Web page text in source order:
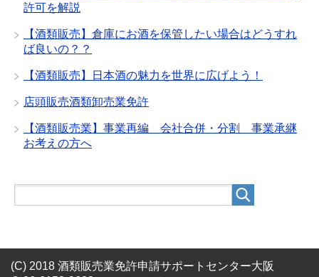
許可を解説
【酒類販売】倉庫にお酒を保管したい場合はどうすれ
ば良いの？？
【酒類販売】日本酒の魅力を世界に広げよう！
店頭販売酒類卸売業免許
【酒類販売業】事業再編 会社合併・分割 事業承継
お考えの方へ
(C) 2018 酒類販売業免許申請サポートセンター大阪